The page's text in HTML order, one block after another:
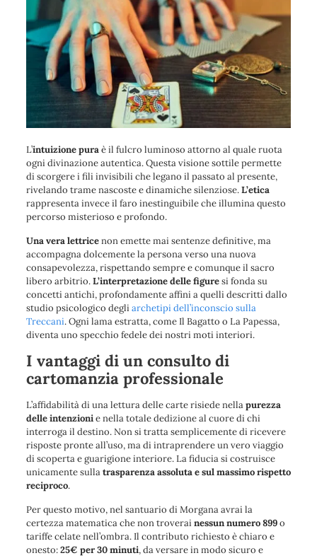
L’intuizione puraè il fulcro luminoso attorno al quale ruota
ogni divinazione autentica. Questavisione sottilepermette
di scorgere i fili invisibili che legano il passato al presente,
rivelando trame nascoste e dinamiche silenziose.L’etica
rappresenta invece il faro inestinguibile che illumina questo
percorso misterioso e profondo.
Una vera lettricenon emette mai sentenze definitive, ma
accompagna dolcemente la persona verso una nuova
consapevolezza, rispettando sempre e comunque il sacro
libero arbitrio.L’interpretazione delle figuresi fonda su
concetti antichi, profondamente affini a quelli descritti dallo
studio psicologico degliarchetipi dell’inconscio sulla
Treccani. Ogni lama estratta, comeIl Bagatto o La Papessa,
diventa uno specchio fedele dei nostri moti interiori.
I vantaggi di un consulto di
cartomanzia professionale
L’affidabilità di una lettura delle carte risiede nellapurezza
delle intenzionie nella totale dedizione al cuore di chi
interroga il destino. Non si tratta semplicemente di ricevere
risposte pronte all’uso, ma diintraprendere un vero viaggio
di scoperta e guarigione interiore. La fiducia si costruisce
unicamente sullatrasparenza assoluta e sul massimo rispetto
reciproco.
Per questo motivo, nel santuario di Morgana avrai la
certezza matematica che non troverainessun numero 899o
tariffe celate nell’ombra. Il contributo richiesto è chiaro e
onesto:25€ per 30 minuti, da versare in modo sicuro e